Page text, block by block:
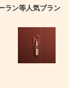
ラン等人気ブラン